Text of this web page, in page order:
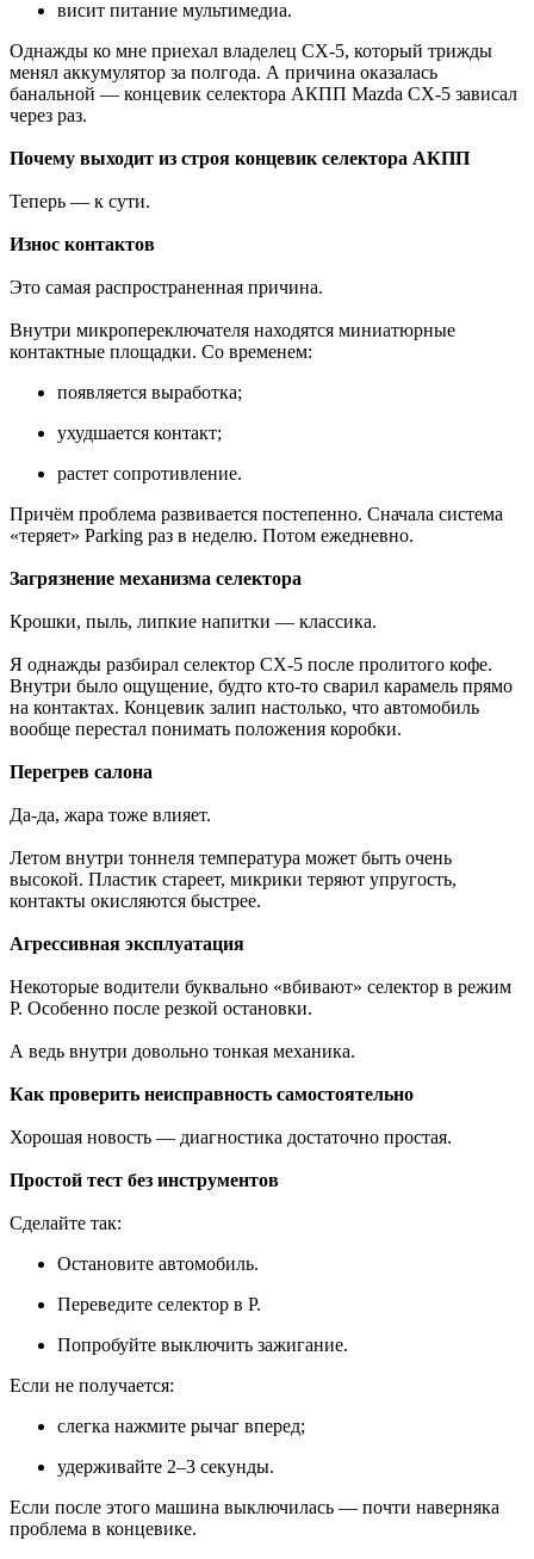
висит питание мультимедиа.
Однажды ко мне приехал владелец CX-5, который трижды
менял аккумулятор за полгода. А причина оказалась
банальной — концевик селектора АКПП Mazda CX-5 зависал
через раз.
Почему выходит из строя концевик селектора АКПП
Теперь — к сути.
Износ контактов
Это самая распространенная причина.
Внутри микропереключателя находятся миниатюрные
контактные площадки. Со временем:
появляется выработка;
ухудшается контакт;
растет сопротивление.
Причём проблема развивается постепенно. Сначала система
«теряет» Parking раз в неделю. Потом ежедневно.
Загрязнение механизма селектора
Крошки, пыль, липкие напитки — классика.
Я однажды разбирал селектор CX-5 после пролитого кофе.
Внутри было ощущение, будто кто-то сварил карамель прямо
на контактах. Концевик залип настолько, что автомобиль
вообще перестал понимать положения коробки.
Перегрев салона
Да-да, жара тоже влияет.
Летом внутри тоннеля температура может быть очень
высокой. Пластик стареет, микрики теряют упругость,
контакты окисляются быстрее.
Агрессивная эксплуатация
Некоторые водители буквально «вбивают» селектор в режим
P. Особенно после резкой остановки.
А ведь внутри довольно тонкая механика.
Как проверить неисправность самостоятельно
Хорошая новость — диагностика достаточно простая.
Простой тест без инструментов
Сделайте так:
Остановите автомобиль.
Переведите селектор в P.
Попробуйте выключить зажигание.
Если не получается:
слегка нажмите рычаг вперед;
удерживайте 2–3 секунды.
Если после этого машина выключилась — почти наверняка
проблема в концевике.